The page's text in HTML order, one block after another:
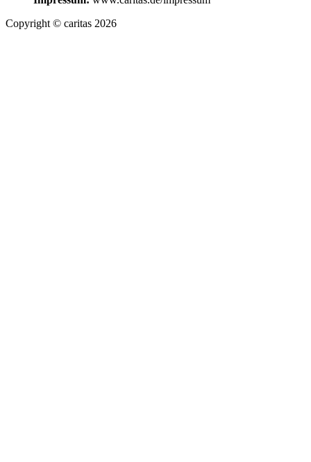
Copyright © caritas 2026